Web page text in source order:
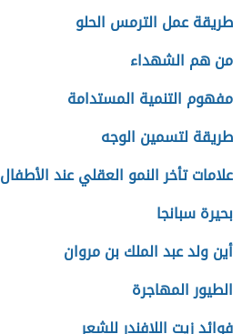
طريقة عمل الترمس الحلو
من هم الشهداء
مفهوم التنمية المستدامة
طريقة لتسمين الوجه
علامات تأخر النمو العقلي عند الأطفال
بحيرة سبانجا
أين ولد عبد الملك بن مروان
الطيور المهاجرة
فوائد زيت اللافندر للشعر